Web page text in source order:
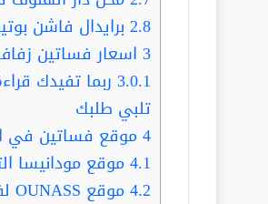
2.8 برايدال فاشن
3 اسعار فساتين
3.0.1
تلبي طلبك
4موقع فساتين في
4.1موقع مودانيسا
4.2موقع OUNASS لفساتين السهرة الماركات العالمية